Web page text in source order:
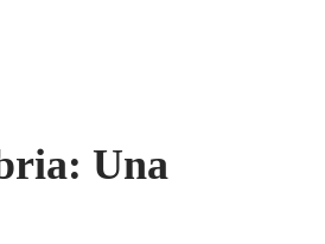
Una